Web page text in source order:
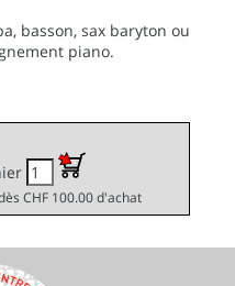
basson, sax baryton ou
piano.
CHF 100.00 d'achat